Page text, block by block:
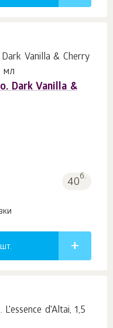
Dark Vanilla &
40б.
шт.